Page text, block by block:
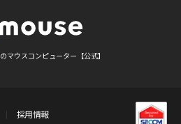
マウスコンピューター【公式】
採用情報